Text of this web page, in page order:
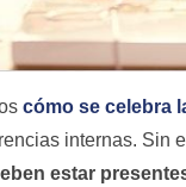
cómo se celebra
internas. Sin
estar